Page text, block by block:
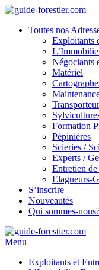
Toutes nos
Exploitants
Négociants
Matériel
Formation
Pépinières
Scieries /
Experts /
Entretien de
Elagueurs-
S’inscrire
Nouveautés
Qui sommes-
Menu
Exploitants et